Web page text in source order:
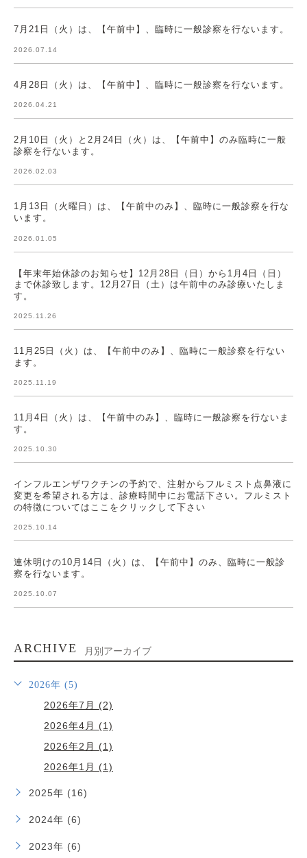
7月21日（火）は、【午前中】、臨時に一般診察を行ないます。
2026.07.14
4月28日（火）は、【午前中】、臨時に一般診察を行ないます。
2026.04.21
2月10日（火）と2月24日（火）は、【午前中】のみ臨時に一般
診察を行ないます。
2026.02.03
1月13日（火曜日）は、【午前中のみ】、臨時に一般診察を行な
います。
2026.01.05
【年末年始休診のお知らせ】12月28日（日）から1月4日（日）
まで休診致します。12月27日（土）は午前中のみ診療いたしま
す。
2025.11.26
11月25日（火）は、【午前中のみ】、臨時に一般診察を行ない
ます。
2025.11.19
11月4日（火）は、【午前中のみ】、臨時に一般診察を行ないま
す。
2025.10.30
インフルエンザワクチンの予約で、注射からフルミスト点鼻液に
変更を希望される方は、診療時間中にお電話下さい。フルミスト
の特徴についてはここをクリックして下さい
2025.10.14
連休明けの10月14日（火）は、【午前中】のみ、臨時に一般診
察を行ないます。
2025.10.07
ARCHIVE 月別アーカイブ
2026年 (5)
2026年7月 (2)
2026年4月 (1)
2026年2月 (1)
2026年1月 (1)
2025年 (16)
2024年 (6)
2023年 (6)